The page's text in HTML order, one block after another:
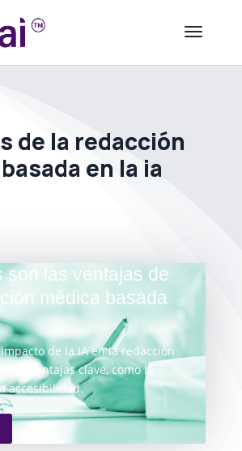
de la redacción
en la ia
son las ventajas de
médica basada
de la IA en la redacción
ventajas clave, como la
accesibilidad.